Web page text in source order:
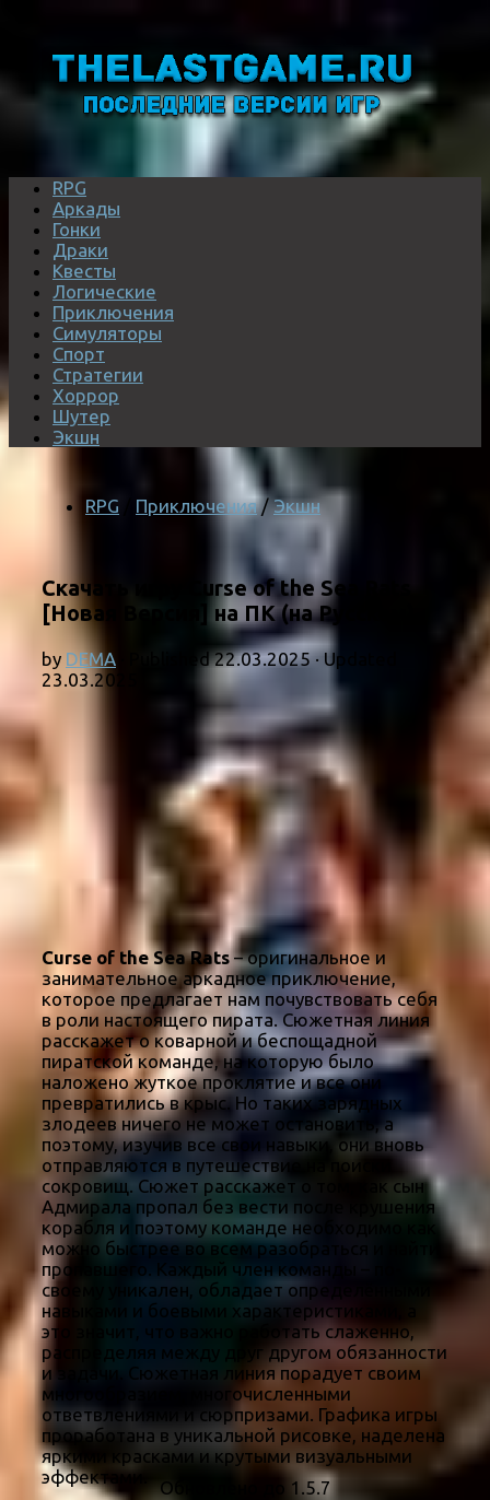
RPG
Аркады
Гонки
Драки
Квесты
Логические
Приключения
Симуляторы
Спорт
Стратегии
Хоррор
Шутер
Экшн
RPG Приключения / Экшн
Скачать игру Curse of the Sea Rats
[Новая Версия] на ПК (на Русском)
by DEMA · Published22.03.2025· Updated
23.03.2025
Curse of the Sea Rats– оригинальное и
занимательное аркадное приключение,
которое предлагает нам почувствовать себя
в роли настоящего пирата. Сюжетная линия
расскажет о коварной и беспощадной
пиратской команде, на которую было
наложено жуткое проклятие и все они
превратились в крыс. Но таких зарядных
злодеев ничего не может остановить, а
поэтому, изучив все свои навыки, они вновь
отправляются в путешествие на поиски
сокровищ. Сюжет расскажет о том, как сын
Адмирала пропал без вести после крушения
корабля и поэтому команде необходимо как
можно быстрее во всем разобраться и найти
пропавшего. Каждый член команды – по-
своему уникален, обладает определёнными
навыками и боевыми характеристиками, а
это значит, что важно работать слаженно,
распределяя между друг другом обязанности
и задачи. Сюжетная линия порадует своим
многообразием, многочисленными
ответвлениями и сюрпризами. Графика игры
проработана в уникальной рисовке, наделена
яркими красками и крутыми визуальными
эффектами.
Обновлено до 1.5.7